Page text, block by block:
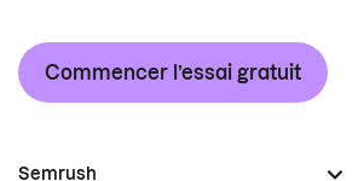
Commencer l’essai gratuit
Semrush